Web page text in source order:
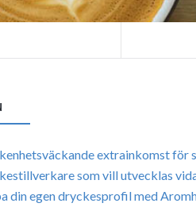
extrainkomst för
som vill utvecklas
din egen dryckesprofil med